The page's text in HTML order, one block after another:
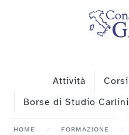
Skip to main content
Attività Corsi
Borse di Studio Carlini
HOME FORMAZIONE